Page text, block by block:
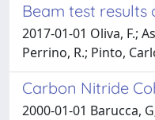
Beam test
2017-01-01 Oliva, F.;
Perrino, R.; Pinto,
Carbon Nitride
2000-01-01 Barucca,